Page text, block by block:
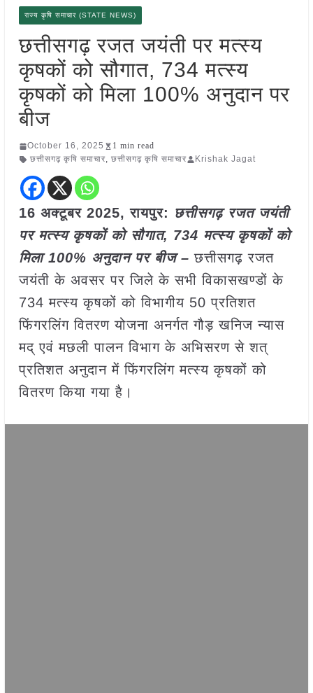
राज्य कृषि समाचार (STATE NEWS)
छत्तीसगढ़ रजत जयंती पर मत्स्य
कृषकों को सौगात, 734 मत्स्य
कृषकों को मिला 100% अनुदान पर
बीज
October 16, 2025
1 min read
छत्तीसगढ़ कृषि समाचार, छत्तीसगढ़ कृषि समाचार Krishak Jagat
16 अक्टूबर 2025, रायपुर: छत्तीसगढ़ रजत जयंती
पर मत्स्य कृषकों को सौगात, 734 मत्स्य कृषकों को
मिला 100% अनुदान पर बीज – छत्तीसगढ़ रजत
जयंती के अवसर पर जिले के सभी विकासखण्डों के
734 मत्स्य कृषकों को विभागीय 50 प्रतिशत
फिंगरलिंग वितरण योजना अनर्गत गौड़ खनिज न्यास
मद् एवं मछली पालन विभाग के अभिसरण से शत्
प्रतिशत अनुदान में फिंगरलिंग मत्स्य कृषकों को
वितरण किया गया है।